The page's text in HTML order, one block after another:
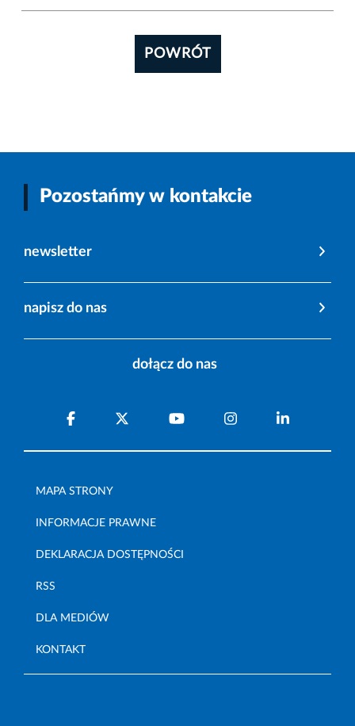
POWRÓT
Pozostańmy w kontakcie
newsletter
napisz do nas
dołącz do nas
MAPA STRONY
INFORMACJE PRAWNE
DEKLARACJA DOSTĘPNOŚCI
RSS
DLA MEDIÓW
KONTAKT